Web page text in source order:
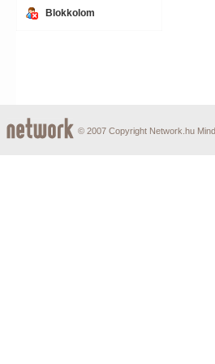
Blokkolom
© 2007 Copyright Network.hu